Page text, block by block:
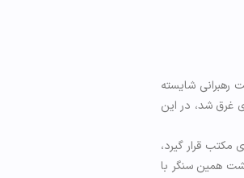
شایسته
غرق شد، در این
قرار گیرد،
همین سنگر با